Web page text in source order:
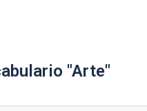
"Arte"